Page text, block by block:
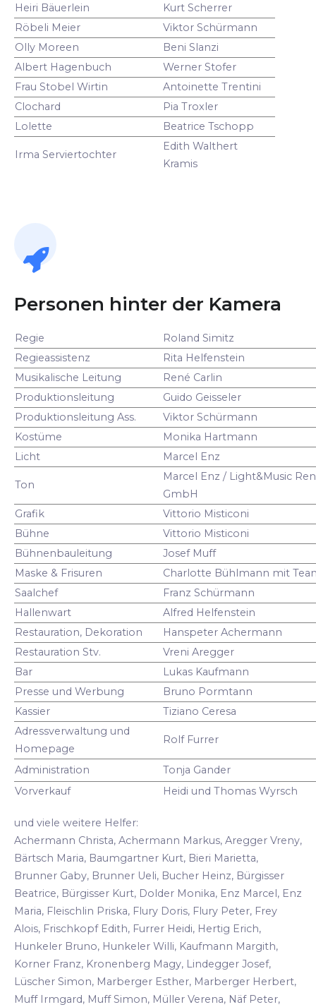
Heiri Bäuerlein
Kurt Scherrer
Röbeli Meier
Viktor Schürmann
Olly Moreen
Beni Slanzi
Albert Hagenbuch
Werner Stofer
Frau Stobel Wirtin
Antoinette Trentini
Clochard
Pia Troxler
Lolette
Beatrice Tschopp
Irma Serviertochter
Edith Walthert
Kramis
Personen hinter der Kamera
Regie
Roland Simitz
Regieassistenz
Rita Helfenstein
Musikalische Leitung
René Carlin
Produktionsleitung
Guido Geisseler
Produktionsleitung Ass.
Viktor Schürmann
Kostüme
Monika Hartmann
Licht
Marcel Enz
Ton
Marcel Enz / Light&Music
GmbH
Grafik
Vittorio Misticoni
Bühne
Vittorio Misticoni
Bühnenbauleitung
Josef Muff
Maske & Frisuren
Charlotte Bühlmann mit
Saalchef
Franz Schürmann
Hallenwart
Alfred Helfenstein
Restauration, Dekoration
Hanspeter Achermann
Restauration Stv.
Vreni Aregger
Bar
Lukas Kaufmann
Presse und Werbung
Bruno Pormtann
Kassier
Tiziano Ceresa
Adressverwaltung und
Homepage
Rolf Furrer
Administration
Tonja Gander
Vorverkauf
Heidi und Thomas Wyrsch
und viele weitere Helfer:
Achermann Christa, Achermann Markus, Aregger Vreny,
Bärtsch Maria, Baumgartner Kurt, Bieri Marietta,
Brunner Gaby, Brunner Ueli, Bucher Heinz, Bürgisser
Beatrice, Bürgisser Kurt, Dolder Monika, Enz Marcel, Enz
Maria, Fleischlin Priska, Flury Doris, Flury Peter, Frey
Alois, Frischkopf Edith, Furrer Heidi, Hertig Erich,
Hunkeler Bruno, Hunkeler Willi, Kaufmann Margith,
Korner Franz, Kronenberg Magy, Lindegger Josef,
Lüscher Simon, Marberger Esther, Marberger Herbert,
Muff Irmgard, Muff Simon, Müller Verena, Näf Peter,